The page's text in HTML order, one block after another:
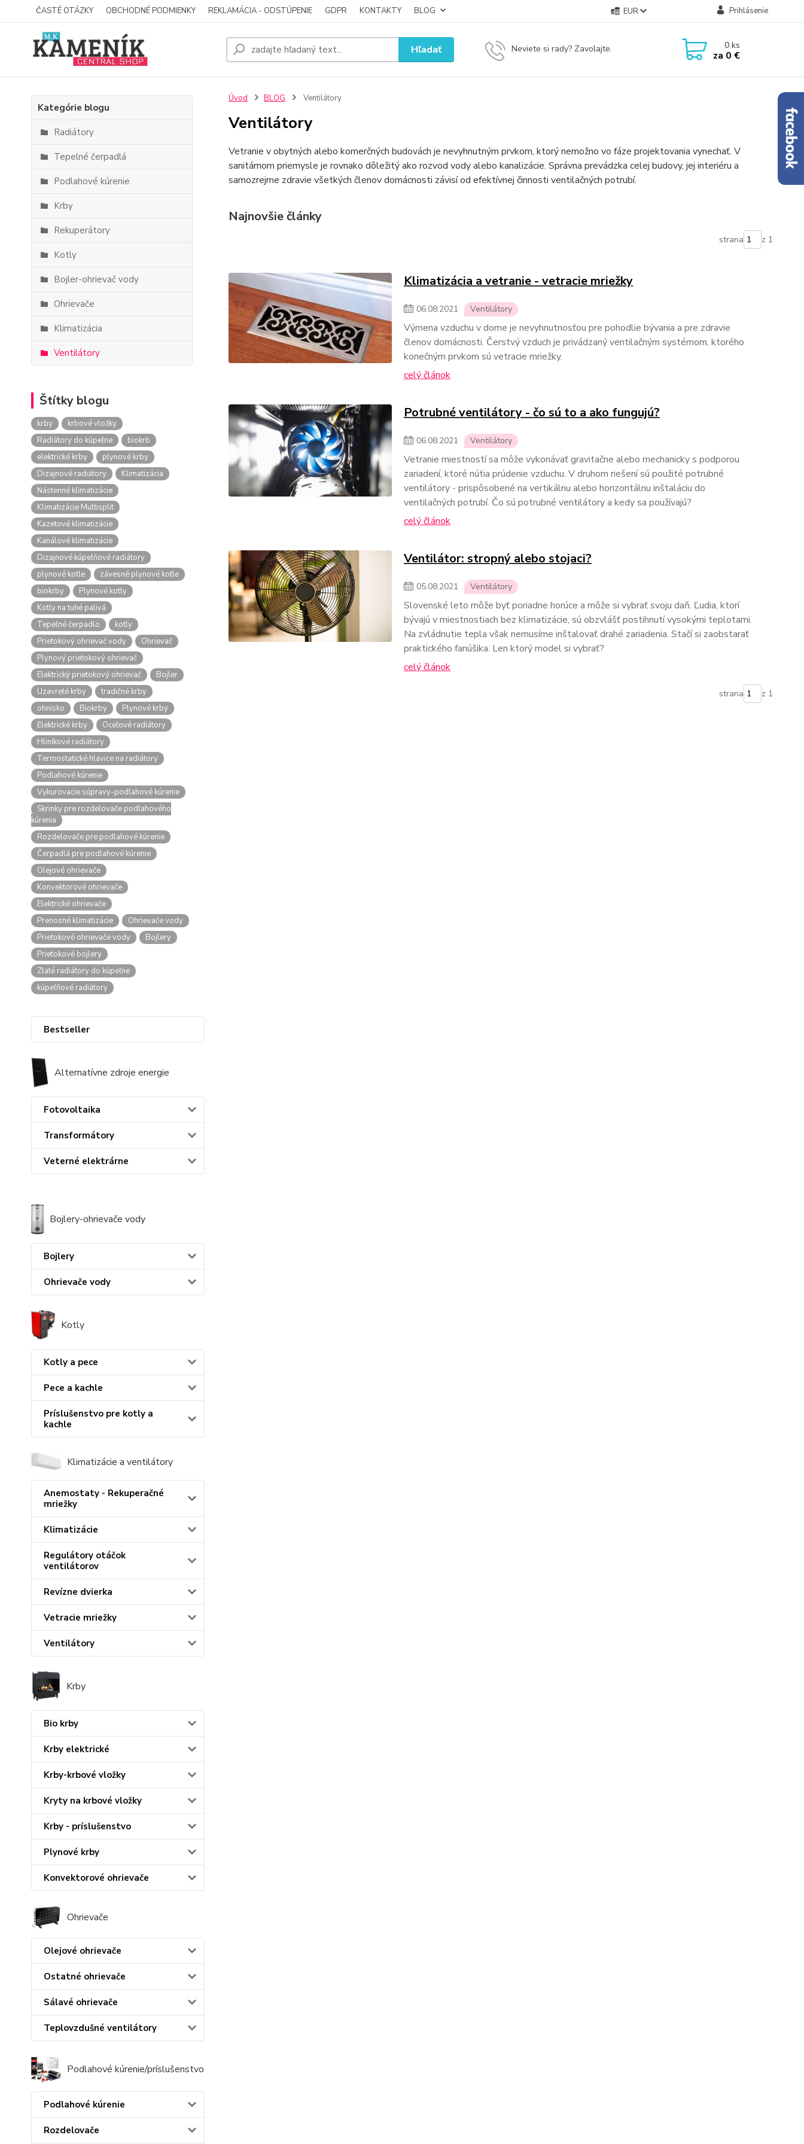
ČASTÉ OTÁZKY OBCHODNÉ PODMIENKY REKLAMÁCIA - ODSTÚPENIE GDPR KONTAKTY BLOG EUR Prihlásenie
Hľadať Neviete si rady? Zavolajte. 0ks
za 0 €
Kategórie blogu
Radiátory
Tepelné čerpadlá
Podlahové kúrenie
Krby
Rekuperátory
Kotly
Bojler-ohrievač vody
Ohrievače
Klimatizácia
Ventilátory
Štítky blogu
krby
krbové vložky
Radiátory do kúpeľne
biokrb
elektrické krby
plynové krby
Dizajnové radiátory
Klimatizácia
Nástenné klimatizácie
Klimatizácie Multisplit
Kazetové klimatizácie
Kanálové klimatizácie
Dizajnové kúpeľňové radiátory
plynové kotle
závesné plynové kotle
biokrby
Plynové kotly
Kotly na tuhé palivá
Tepelné čerpadlo
kotly
Prietokový ohrievač vody
Ohrievač
Plynový prietokový ohrievač
Elektrický prietokový ohrievač
Bojler
Uzavreté krby
tradičné krby
ohnisko
Biokrby
Plynové krby
Elektrické krby
Oceľové radiátory
Hliníkové radiátory
Termostatické hlavice na radiátory
Podlahové kúrenie
Vykurovacie súpravy-podlahové kúrenie
Skrinky pre rozdelovače podlahového
kúrenia
Rozdelovače pre podlahové kúrenie
Čerpadlá pre podlahové kúrenie
Olejové ohrievače
Konvektorové ohrievače
Elektrické ohrievače
Prenosné klimatizácie
Ohrievače vody
Prietokové ohrievače vody
Bojlery
Prietokové bojlery
Zlaté radiátory do kúpeľne
kúpeľňové radiátory
Bestseller
Alternatívne zdroje energie
Fotovoltaika
Transformátory
Veterné elektrárne
Bojlery-ohrievače vody
Bojlery
Ohrievače vody
Kotly
Kotly a pece
Pece a kachle
Príslušenstvo pre kotly a
kachle
Klimatizácie a ventilátory
Anemostaty - Rekuperačné
mriežky
Klimatizácie
Regulátory otáčok
ventilátorov
Revízne dvierka
Vetracie mriežky
Ventilátory
Krby
Bio krby
Krby elektrické
Krby-krbové vložky
Kryty na krbové vložky
Krby - príslušenstvo
Plynové krby
Konvektorové ohrievače
Ohrievače
Olejové ohrievače
Ostatné ohrievače
Sálavé ohrievače
Teplovzdušné ventilátory
Podlahové kúrenie/príslušenstvo
Podlahové kúrenie
Rozdelovače
Úvod BLOG Ventilátory
Ventilátory
Vetranie v obytných alebo komerčných budovách je nevyhnutným prvkom, ktorý nemožno vo fáze projektovania vynechať. V
sanitárnom priemysle je rovnako dôležitý ako rozvod vody alebo kanalizácie. Správna prevádzka celej budovy, jej interiéru a
samozrejme zdravie všetkých členov domácnosti závisí od efektívnej činnosti ventilačných potrubí.
Najnovšie články
strana z 1
Klimatizácia a vetranie - vetracie mriežky
06.08.2021 Ventilátory
Výmena vzduchu v dome je nevyhnutnosťou pre pohodlie bývania a pre zdravie
členov domácnosti. Čerstvý vzduch je privádzaný ventilačným systémom, ktorého
konečným prvkom sú vetracie mriežky.
celý článok
Potrubné ventilátory - čo sú to a ako fungujú?
06.08.2021 Ventilátory
Vetranie miestností sa môže vykonávať gravitačne alebo mechanicky s podporou
zariadení, ktoré nútia prúdenie vzduchu. V druhom riešení sú použité potrubné
ventilátory - prispôsobené na vertikálnu alebo horizontálnu inštaláciu do
ventilačných potrubí. Čo sú potrubné ventilátory a kedy sa používajú?
celý článok
Ventilátor: stropný alebo stojaci?
05.08.2021 Ventilátory
Slovenské leto môže byť poriadne horúce a môže si vybrať svoju daň. Ľudia, ktorí
bývajú v miestnostiach bez klimatizácie, sú obzvlášť postihnutí vysokými teplotami.
Na zvládnutie tepla však nemusíme inštalovať drahé zariadenia. Stačí si zaobstarať
praktického fanúšika. Len ktorý model si vybrať?
celý článok
strana z 1